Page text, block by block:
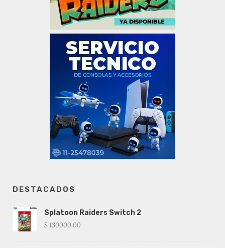
DESTACADOS
Splatoon Raiders Switch 2
$ 130000.00